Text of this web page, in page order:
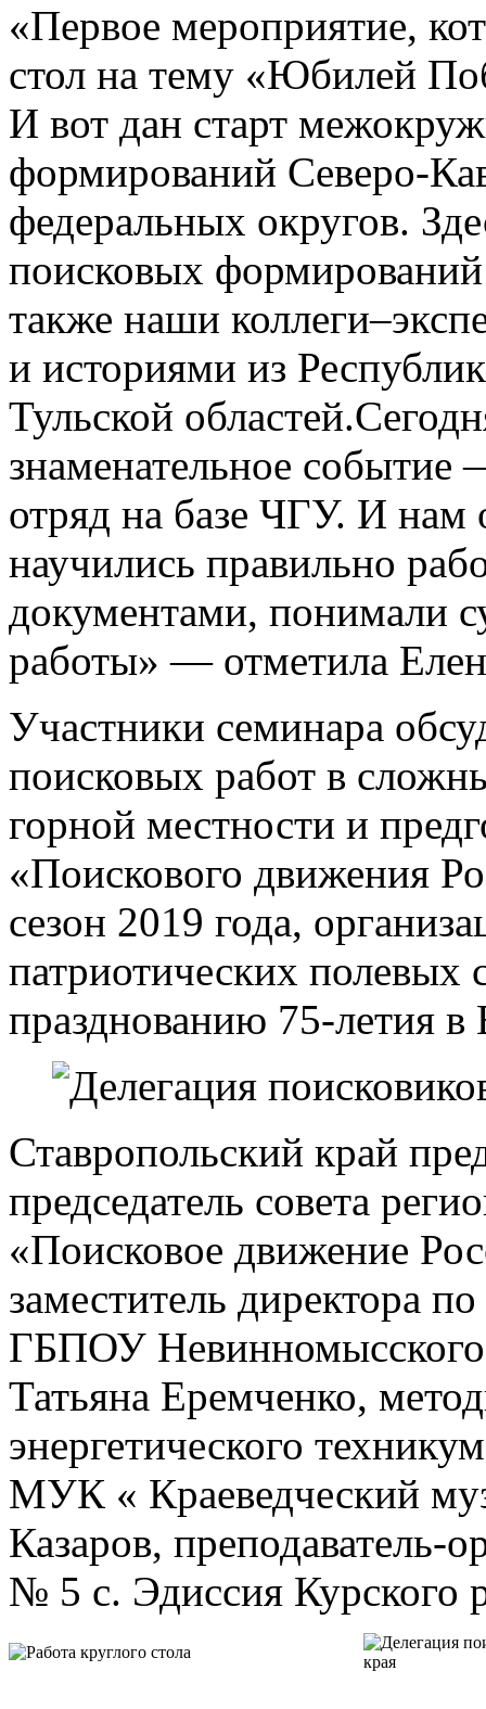
«Первое мероприятие,
стол на тему «Юбилей
И вот дан старт
формирований Северо-
федеральных округов.
поисковых формирований
также наши
и историями из
Тульской
знаменательное
отряд на базе ЧГУ. И нам
научились правильно
документами, понимали
работы» — отметила
Участники семинара
поисковых работ в
горной местности и
«Поискового движения
сезон 2019 года,
патриотических полевых
празднованию 75-летия
Ставропольский край
председатель совета
«Поисковое движение
заместитель директора
ГБПОУ Невинномысского
Татьяна Еремченко,
энергетического
МУК « Краеведческий
Казаров,
№ 5 с. Эдиссия Курского